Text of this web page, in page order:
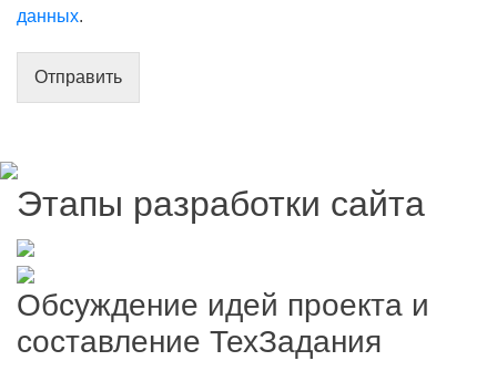
данных.
Отправить
Этапы разработки сайта
Обсуждение идей проекта и
составление ТехЗадания